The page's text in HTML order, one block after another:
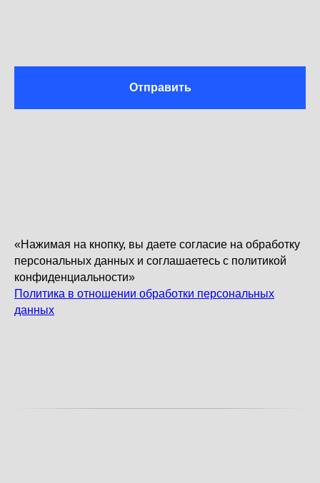
Отправить
«Нажимая на кнопку, вы даете согласие на обработку
персональных данных и соглашаетесь c политикой
конфиденциальности»
Политика в отношении обработки персональных
данных